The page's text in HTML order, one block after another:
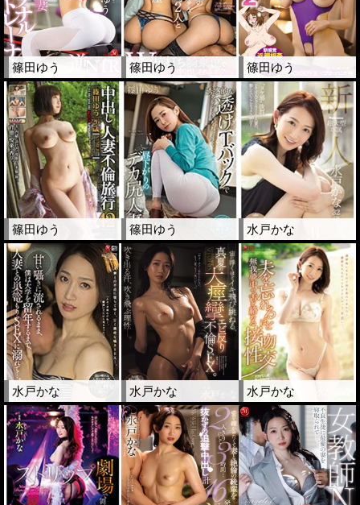
篠田ゆう 篠田ゆう 篠田ゆう
篠田ゆう 篠田ゆう 水戸かな
水戸かな 水戸かな 水戸かな